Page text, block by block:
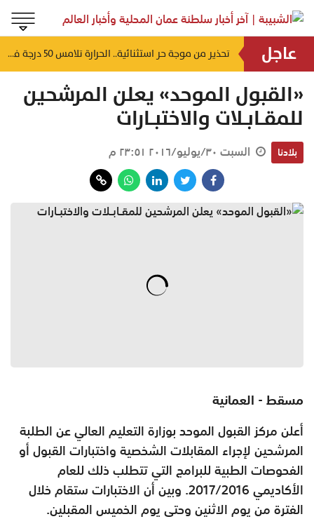
عاجل منذ ٩ ساعات لتشوه المظهر الحضاري وتعطل الحركة التجارية.. أهالي العوابي يطالبون عبر "الشبيبة" بإنقاذ سوقهم القديم من "كبارة الأسماك" المهجورة تحذير من موجة حر استثنائية.. الحرارة تلامس 50 درجة في بعض مناطق سلطنة عُمان
«القبول الموحد» يعلن المرشحين
للمقــابــلات والاختبــارات
بلادنا السبت ٣٠/يوليو/٢٠١٦ ٢٣:٥١ م
مسقط - العمانية
أعلن مركز القبول الموحد بوزارة التعليم العالي عن الطلبة
المرشحين لإجراء المقابلات الشخصية واختبارات القبول أو
الفحوصات الطبية للبرامج التي تتطلب ذلك للعام
الأكاديمي 2016/‏2017. وبين أن الاختبارات ستقام خلال
الفترة من يوم الاثنين وحتى يوم الخميس المقبلين.